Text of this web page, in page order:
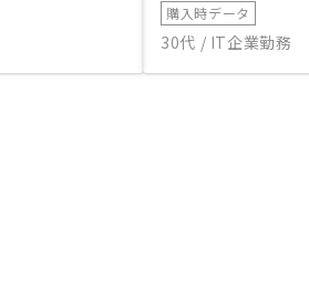
購入時データ
30代 / IT企業勤務